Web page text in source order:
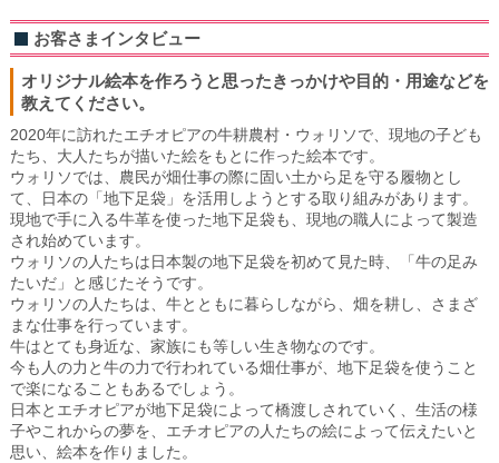
お客さまインタビュー
オリジナル絵本を作ろうと思ったきっかけや目的・用途などを
教えてください。
2020年に訪れたエチオピアの牛耕農村・ウォリソで、現地の子ども
たち、大人たちが描いた絵をもとに作った絵本です。
ウォリソでは、農民が畑仕事の際に固い土から足を守る履物とし
て、日本の「地下足袋」を活用しようとする取り組みがあります。
現地で手に入る牛革を使った地下足袋も、現地の職人によって製造
され始めています。
ウォリソの人たちは日本製の地下足袋を初めて見た時、「牛の足み
たいだ」と感じたそうです。
ウォリソの人たちは、牛とともに暮らしながら、畑を耕し、さまざ
まな仕事を行っています。
牛はとても身近な、家族にも等しい生き物なのです。
今も人の力と牛の力で行われている畑仕事が、地下足袋を使うこと
で楽になることもあるでしょう。
日本とエチオピアが地下足袋によって橋渡しされていく、生活の様
子やこれからの夢を、エチオピアの人たちの絵によって伝えたいと
思い、絵本を作りました。